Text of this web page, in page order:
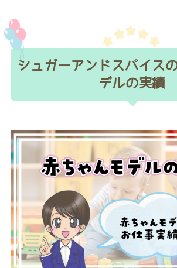
シュガーアンドスパイス
デルの実績